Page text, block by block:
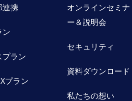
連携
ン
プラン
プラン
オンラインセミナ
ー＆説明会
セキュリティ
資料ダウンロード
私たちの想い